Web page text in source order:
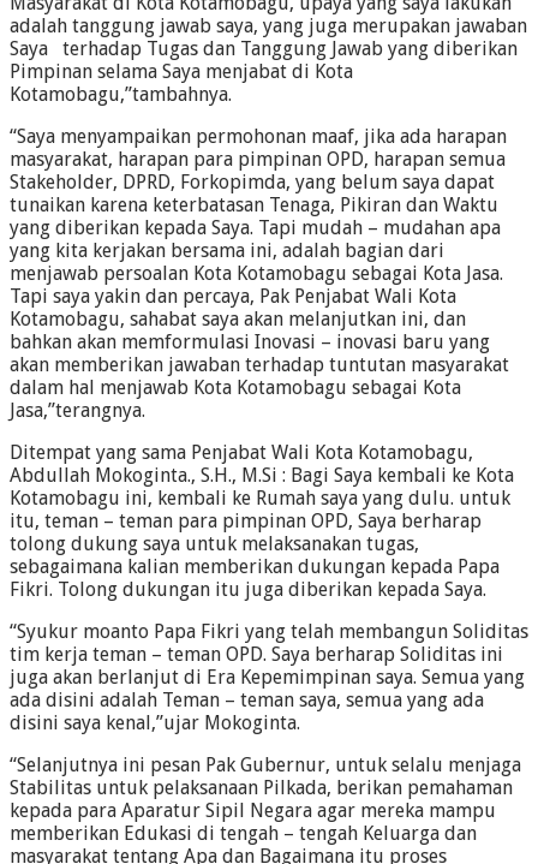
adalah tanggung jawab saya, yang juga merupakan jawaban
Saya terhadap Tugas dan Tanggung Jawab yang diberikan
Pimpinan selama Saya menjabat di Kota
Kotamobagu,”tambahnya.
“Saya menyampaikan permohonan maaf, jika ada harapan
masyarakat, harapan para pimpinan OPD, harapan semua
Stakeholder, DPRD, Forkopimda, yang belum saya dapat
tunaikan karena keterbatasan Tenaga, Pikiran dan Waktu
yang diberikan kepada Saya. Tapi mudah – mudahan apa
yang kita kerjakan bersama ini, adalah bagian dari
menjawab persoalan Kota Kotamobagu sebagai Kota Jasa.
Tapi saya yakin dan percaya, Pak Penjabat Wali Kota
Kotamobagu, sahabat saya akan melanjutkan ini, dan
bahkan akan memformulasi Inovasi – inovasi baru yang
akan memberikan jawaban terhadap tuntutan masyarakat
dalam hal menjawab Kota Kotamobagu sebagai Kota
Jasa,”terangnya.
Ditempat yang sama Penjabat Wali Kota Kotamobagu,
Abdullah Mokoginta., S.H., M.Si : Bagi Saya kembali ke Kota
Kotamobagu ini, kembali ke Rumah saya yang dulu. untuk
itu, teman – teman para pimpinan OPD, Saya berharap
tolong dukung saya untuk melaksanakan tugas,
sebagaimana kalian memberikan dukungan kepada Papa
Fikri. Tolong dukungan itu juga diberikan kepada Saya.
“Syukur moanto Papa Fikri yang telah membangun Soliditas
tim kerja teman – teman OPD. Saya berharap Soliditas ini
juga akan berlanjut di Era Kepemimpinan saya. Semua yang
ada disini adalah Teman – teman saya, semua yang ada
disini saya kenal,”ujar Mokoginta.
“Selanjutnya ini pesan Pak Gubernur, untuk selalu menjaga
Stabilitas untuk pelaksanaan Pilkada, berikan pemahaman
kepada para Aparatur Sipil Negara agar mereka mampu
memberikan Edukasi di tengah – tengah Keluarga dan
masyarakat tentang Apa dan Bagaimana itu proses